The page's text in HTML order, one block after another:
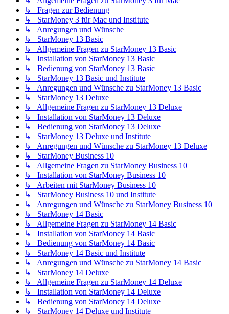
↳ Fragen zur Bedienung
↳ StarMoney 3 für Mac und Institute
↳ Anregungen und Wünsche
↳ StarMoney 13 Basic
↳ Allgemeine Fragen zu StarMoney 13 Basic
↳ Installation von StarMoney 13 Basic
↳ Bedienung von StarMoney 13 Basic
↳ StarMoney 13 Basic und Institute
↳ Anregungen und Wünsche zu StarMoney 13 Basic
↳ StarMoney 13 Deluxe
↳ Allgemeine Fragen zu StarMoney 13 Deluxe
↳ Installation von StarMoney 13 Deluxe
↳ Bedienung von StarMoney 13 Deluxe
↳ StarMoney 13 Deluxe und Institute
↳ Anregungen und Wünsche zu StarMoney 13 Deluxe
↳ StarMoney Business 10
↳ Allgemeine Fragen zu StarMoney Business 10
↳ Installation von StarMoney Business 10
↳ Arbeiten mit StarMoney Business 10
↳ StarMoney Business 10 und Institute
↳ Anregungen und Wünsche zu StarMoney Business 10
↳ StarMoney 14 Basic
↳ Allgemeine Fragen zu StarMoney 14 Basic
↳ Installation von StarMoney 14 Basic
↳ Bedienung von StarMoney 14 Basic
↳ StarMoney 14 Basic und Institute
↳ Anregungen und Wünsche zu StarMoney 14 Basic
↳ StarMoney 14 Deluxe
↳ Allgemeine Fragen zu StarMoney 14 Deluxe
↳ Installation von StarMoney 14 Deluxe
↳ Bedienung von StarMoney 14 Deluxe
↳ StarMoney 14 Deluxe und Institute